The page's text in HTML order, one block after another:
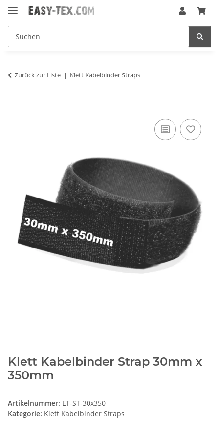
Zurück zur Liste Klett Kabelbinder Straps
Klett Kabelbinder Strap 30mm x
350mm
Artikelnummer: ET-ST-30x350
Kategorie: Klett Kabelbinder Straps